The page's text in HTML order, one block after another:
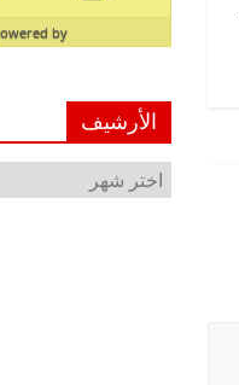
by
الأرشيف
الأرشيف